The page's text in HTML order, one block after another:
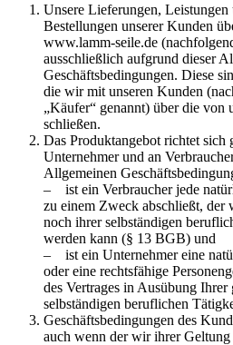
Unsere Lieferungen,
Bestellungen unserer Kunden
www.lamm-seile.de
ausschließlich aufgrund dieser
Geschäftsbedingungen. Diese
die wir mit unseren Kunden
„Käufer“ genannt) über die von
schließen.
Das Produktangebot richtet sich
Unternehmer und an
Allgemeinen
– ist ein Verbraucher jede
zu einem Zweck abschließt, der
noch ihrer selbständigen
werden kann (§ 13 BGB) und
– ist ein Unternehmer eine
oder eine rechtsfähige
des Vertrages in Ausübung
selbständigen beruflichen
Geschäftsbedingungen des
auch wenn der wir ihrer